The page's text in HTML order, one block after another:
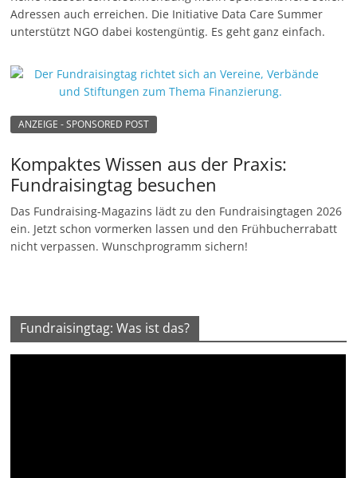
Adressen auch erreichen. Die Initiative Data Care Summer
unterstützt NGO dabei kostengüntig. Es geht ganz einfach.
ANZEIGE - SPONSORED POST
Kompaktes Wissen aus der Praxis:
Fundraisingtag besuchen
Das Fundraising-Magazins lädt zu den Fundraisingtagen 2026
ein. Jetzt schon vormerken lassen und den Frühbucherrabatt
nicht verpassen. Wunschprogramm sichern!
Fundraisingtag: Was ist das?